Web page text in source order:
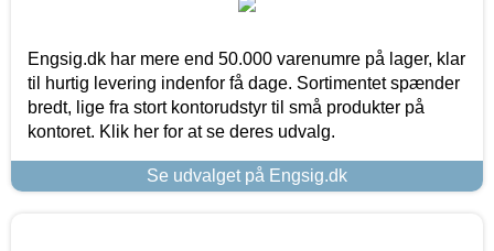
Engsig.dk har mere end 50.000 varenumre på lager, klar
til hurtig levering indenfor få dage. Sortimentet spænder
bredt, lige fra stort kontorudstyr til små produkter på
kontoret. Klik her for at se deres udvalg.
Se udvalget på Engsig.dk